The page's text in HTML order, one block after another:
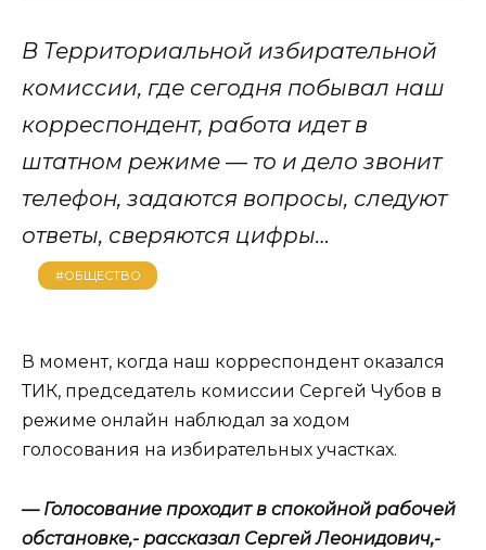
В Территориальной избирательной
комиссии, где сегодня побывал наш
корреспондент, работа идет в
штатном режиме — то и дело звонит
телефон, задаются вопросы, следуют
ответы, сверяются цифры…
#ОБЩЕСТВО
В момент, когда наш корреспондент оказался
ТИК, председатель комиссии Сергей Чубов в
режиме онлайн наблюдал за ходом
голосования на избирательных участках.
— Голосование проходит в спокойной рабочей
обстановке,- рассказал Сергей Леонидович,-